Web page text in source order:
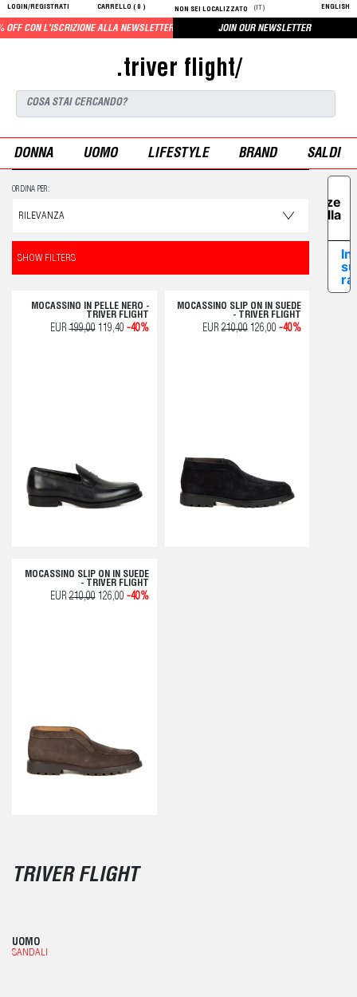
LOGIN/REGISTRATI CARRELLO ( 0 ) NON SEI LOCALIZZATO (IT) ENGLISH
CON L'ISCRIZIONE ALLA NEWSLETTER JOIN OUR NEWSLETTER
.triver flight/
DONNA UOMO LIFESTYLE BRAND SALDI
ORDINA PER:
SHOW FILTERS
MOCASSINO IN PELLE NERO -
TRIVER FLIGHT
EUR199,00119,40 -40%
MOCASSINO SLIP ON IN SUEDE
- TRIVER FLIGHT
EUR 210,00 126,00 -40%
MOCASSINO SLIP ON IN SUEDE
- TRIVER FLIGHT
EUR210,00126,00 -40%
TRIVER FLIGHT
UOMO
SANDALI
preferenze
relative alla